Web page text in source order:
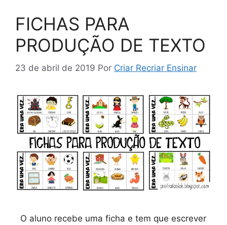
FICHAS PARA
PRODUÇÃO DE TEXTO
23 de abril de 2019 Por Criar Recriar Ensinar
O aluno recebe uma ficha e tem que escrever